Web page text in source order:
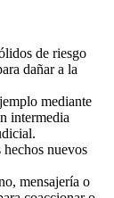
de riesgo
dañar a la
mediante
intermedia
hechos nuevos
mensajería o